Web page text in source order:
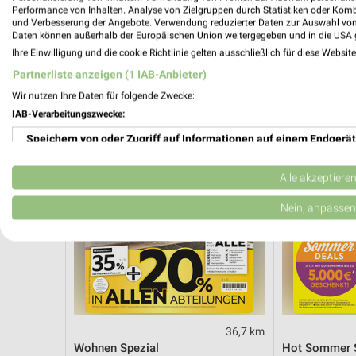
Angebote ab 03.08.
Gültig bis Sa. 08.08.
Angebote ab
Noch morgen
XXXLutz
36,7 km
Wohnen Spezial
Opti
Hot Sommer
Performance von Inhalten. Analyse von Zielgruppen durch Statistiken oder
und Verbesserung der Angebote. Verwendung reduzierter Daten zur Auswahl
Daten können außerhalb der Europäischen Union weitergegeben und in die USA
Ihre Einwilligung und die cookie Richtlinie gelten ausschließlich für diese
Partnerliste anzeigen (1 IAB-Anbieter)
Wir nutzen Ihre Daten für folgende Zwecke:
IAB-Verarbeitungszwecke:
Speichern von oder Zugriff auf Informationen auf einem Endgerät
Verwendung reduzierter Daten zur Auswahl von Werbeanzeigen
Erstellung von Profilen für personalisierte Werbung
Erstellung von Profilen zur Personalisierung von Inhalten
Verwendung von Profilen zur Auswahl personalisierter Inhalte
Alle akzeptieren
Nein, anpassen